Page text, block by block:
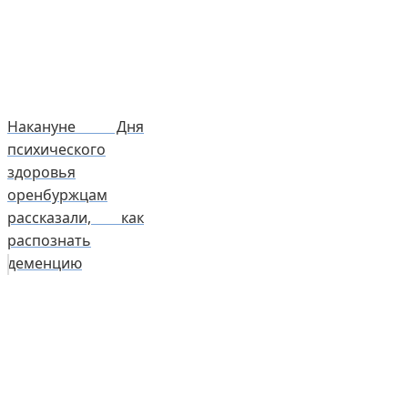
Накануне Дня
психического
здоровья
оренбуржцам
рассказали, как
распознать
деменцию